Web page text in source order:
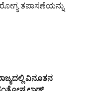
ತಪಾಸಣೆಯನ್ನು
ವಿನೂತನ